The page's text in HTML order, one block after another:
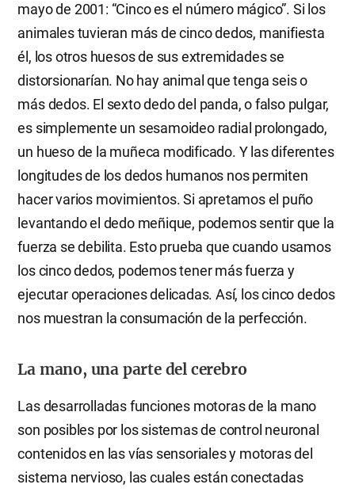
mayo de 2001: “Cinco es el número mágico”. Si los
animales tuvieran más de cinco dedos, manifiesta
él, los otros huesos de sus extremidades se
distorsionarían. No hay animal que tenga seis o
más dedos. El sexto dedo del panda, o falso pulgar,
es simplemente un sesamoideo radial prolongado,
un hueso de la muñeca modificado. Y las diferentes
longitudes de los dedos humanos nos permiten
hacer varios movimientos. Si apretamos el puño
levantando el dedo meñique, podemos sentir que la
fuerza se debilita. Esto prueba que cuando usamos
los cinco dedos, podemos tener más fuerza y
ejecutar operaciones delicadas. Así, los cinco dedos
nos muestran la consumación de la perfección.
La mano, una parte del cerebro
Las desarrolladas funciones motoras de la mano
son posibles por los sistemas de control neuronal
contenidos en las vías sensoriales y motoras del
sistema nervioso, las cuales están conectadas